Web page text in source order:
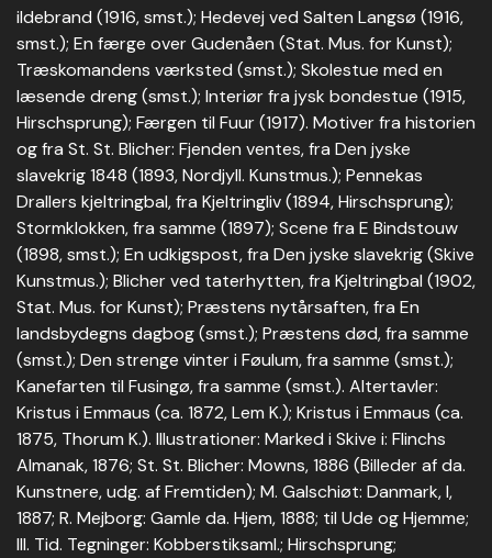
ildebrand (1916, smst.); Hedevej ved Salten Langsø (1916,
smst.); En færge over Gudenåen (Stat. Mus. for Kunst);
Træskomandens værksted (smst.); Skolestue med en
læsende dreng (smst.); Interiør fra jysk bondestue (1915,
Hirschsprung); Færgen til Fuur (1917). Motiver fra historien
og fra St. St. Blicher: Fjenden ventes, fra Den jyske
slavekrig 1848 (1893, Nordjyll. Kunstmus.); Pennekas
Drallers kjeltringbal, fra Kjeltringliv (1894, Hirschsprung);
Stormklokken, fra samme (1897); Scene fra E Bindstouw
(1898, smst.); En udkigspost, fra Den jyske slavekrig (Skive
Kunstmus.); Blicher ved taterhytten, fra Kjeltringbal (1902,
Stat. Mus. for Kunst); Præstens nytårsaften, fra En
landsbydegns dagbog (smst.); Præstens død, fra samme
(smst.); Den strenge vinter i Føulum, fra samme (smst.);
Kanefarten til Fusingø, fra samme (smst.). Altertavler:
Kristus i Emmaus (ca. 1872, Lem K.); Kristus i Emmaus (ca.
1875, Thorum K.). Illustrationer: Marked i Skive i: Flinchs
Almanak, 1876; St. St. Blicher: Mowns, 1886 (Billeder af da.
Kunstnere, udg. af Fremtiden); M. Galschiøt: Danmark, I,
1887; R. Mejborg: Gamle da. Hjem, 1888; til Ude og Hjemme;
Ill. Tid. Tegninger: Kobberstiksaml.; Hirschsprung;